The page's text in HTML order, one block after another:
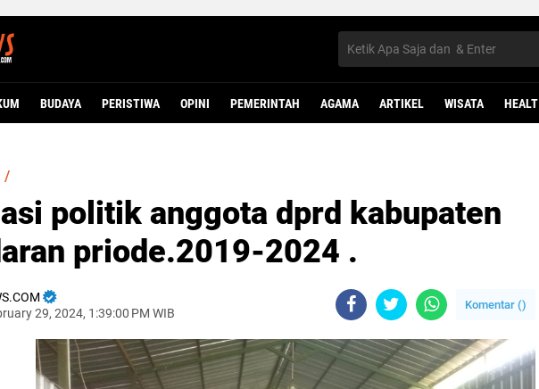
BUDAYA PERISTIWA OPINI PEMERINTAH AGAMA ARTIKEL WISATA HEALT
/
politik anggota dprd kabupaten
priode.2019-2024 .
29, 2024, 1:39:00 PM WIB
Komentar ()